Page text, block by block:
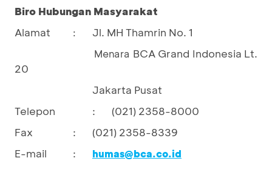
Biro Hubungan Masyarakat
Alamat
: Jl. MH Thamrin No. 1
				Menara
BCA Grand Indonesia Lt.
20
Jakarta Pusat
Telepon
:
(021) 2358-8000
Fax
:
(021) 2358-8339
E-mail
: humas@bca.co.id